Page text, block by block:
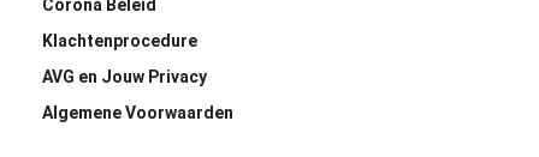
Corona Beleid
Klachtenprocedure
AVG en Jouw Privacy
Algemene Voorwaarden